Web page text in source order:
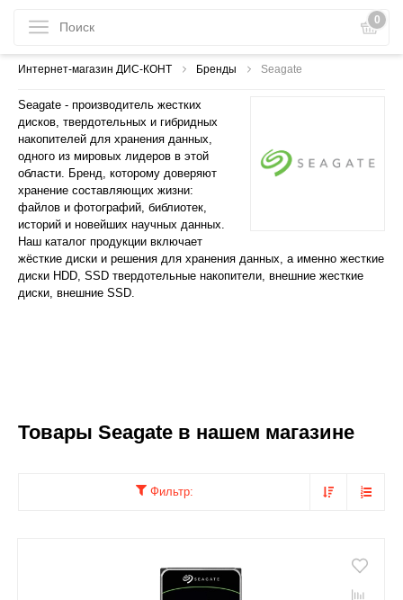
0
Интернет-магазин ДИС-КОНТ Бренды Seagate
Seagate - производитель жестких
дисков, твердотельных и гибридных
накопителей для хранения данных,
одного из мировых лидеров в этой
области. Бренд, которому доверяют
хранение составляющих жизни:
файлов и фотографий, библиотек,
историй и новейших научных данных.
Наш каталог продукции включает
жёсткие диски и решения для хранения данных, а именно жесткие
диски HDD, SSD твердотельные накопители, внешние жесткие
диски, внешние SSD.
Товары Seagate в нашем магазине
Фильтр: